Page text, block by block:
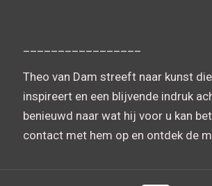
Theo van Dam streeft naar kunst
inspireert en een blijvende indruk
benieuwd naar wat hij voor u kan
contact met hem op en ontdek de